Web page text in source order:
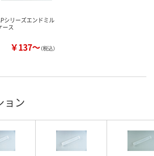
シリーズエンドミル
ース
￥137～（税込）
ョン